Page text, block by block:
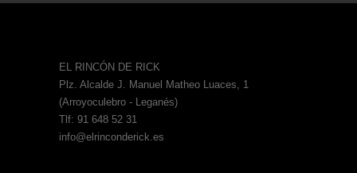
EL RINCÓN DE RICK
Plz. Alcalde J. Manuel Matheo Luaces, 1
(Arroyoculebro - Leganés)
Tlf: 91 648 52 31
info@elrinconderick.es